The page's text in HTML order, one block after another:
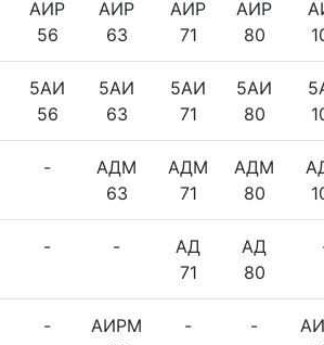
АИР
56
АИР
63
АИР
71
АИР
80
5АИ
56
5АИ
63
5АИ
71
5АИ
80
-
АДМ
63
АДМ
71
АДМ
80
- -
АД
71
АД
80
-
АИРМ
- -